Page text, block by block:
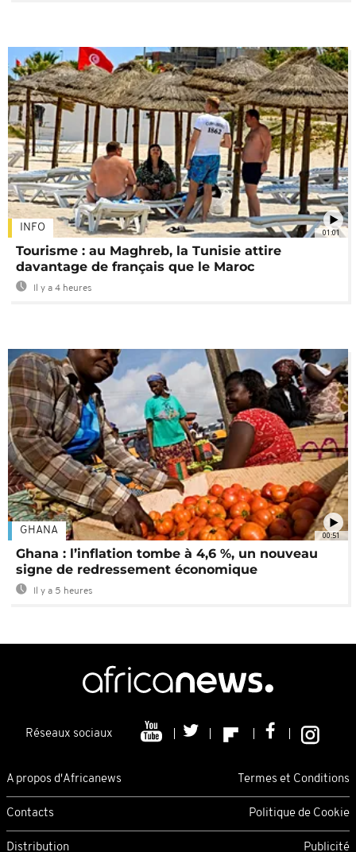
01:01
INFO
Tourisme : au Maghreb, la Tunisie attire
davantage de français que le Maroc
Il y a 4 heures
00:51
GHANA
Ghana : l’inflation tombe à 4,6 %, un nouveau
signe de redressement économique
Il y a 5 heures
Réseaux sociaux
A propos d'Africanews Termes et Conditions
Contacts Politique de Cookie
Distribution Publicité